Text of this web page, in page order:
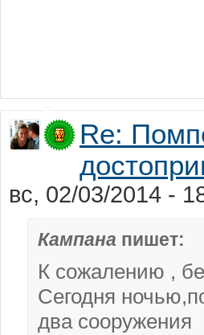
Re:
вс, 02/03/2014 -
Кампана пишет:
К сожалению ,
Сегодня
два сооружения